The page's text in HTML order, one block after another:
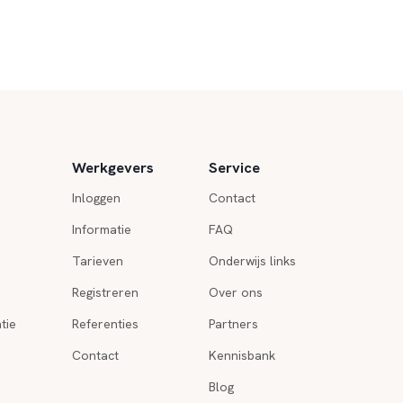
Werkgevers
Inloggen
Informatie
Tarieven
Registreren
Referenties
Contact
Service
Contact
FAQ
Onderwijs links
Over ons
Partners
Kennisbank
Blog